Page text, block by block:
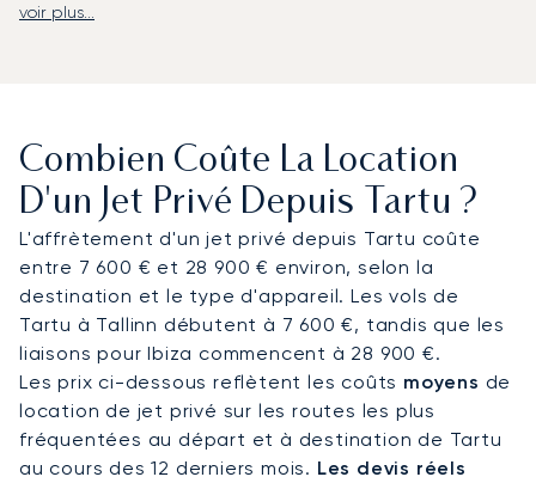
Nous organisons votre voyage selon votre emploi
interruption ou simplement vous détendre en
savourant une restauration sur mesure.
Un conseiller dédié, disponible 24h/24 et 7j/7, est
la pierre angulaire de notre service personnalisé.
Cette supervision constante et directe garantit
que votre vol pour Tartu est géré avec la plus
grande rigueur, vous assurant de répondre à
toutes vos exigences de voyage d'affaires en
toute sérénité.
voir plus...
Combien Coûte La Location
D'un Jet Privé Depuis Tartu ?
L'affrètement d'un jet privé depuis Tartu coûte
entre 7 600 € et 28 900 € environ, selon la
destination et le type d'appareil. Les vols de
Tartu à Tallinn débutent à 7 600 €, tandis que les
liaisons pour Ibiza commencent à 28 900 €.
Les prix ci-dessous reflètent les coûts moyens de
location de jet privé sur les routes les plus
fréquentées au départ et à destination de Tartu
au cours des 12 derniers mois. Les devis réels